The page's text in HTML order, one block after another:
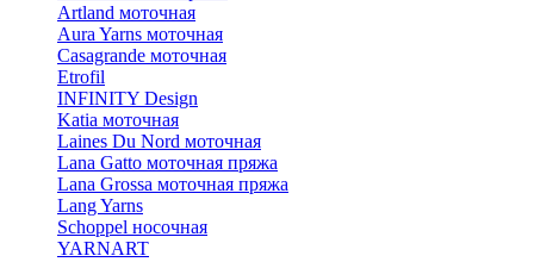
Artland моточная
Aura Yarns моточная
Casagrande моточная
Etrofil
INFINITY Design
Katia моточная
Laines Du Nord моточная
Lana Gatto моточная пряжа
Lana Grossa моточная пряжа
Lang Yarns
Schoppel носочная
YARNART